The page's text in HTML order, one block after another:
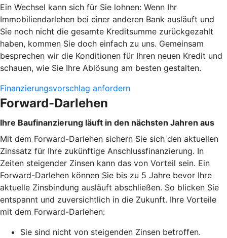
Ein Wechsel kann sich für Sie lohnen: Wenn Ihr
Immobiliendarlehen bei einer anderen Bank ausläuft und
Sie noch nicht die gesamte Kreditsumme zurückgezahlt
haben, kommen Sie doch einfach zu uns. Gemeinsam
besprechen wir die Konditionen für Ihren neuen Kredit und
schauen, wie Sie Ihre Ablösung am besten gestalten.
Finanzierungsvorschlag anfordern
Forward-Darlehen
Ihre Baufinanzierung läuft in den nächsten Jahren aus
Mit dem Forward-Darlehen sichern Sie sich den aktuellen
Zinssatz für Ihre zukünftige Anschlussfinanzierung. In
Zeiten steigender Zinsen kann das von Vorteil sein. Ein
Forward-Darlehen können Sie bis zu 5 Jahre bevor Ihre
aktuelle Zinsbindung ausläuft abschließen. So blicken Sie
entspannt und zuversichtlich in die Zukunft. Ihre Vorteile
mit dem Forward-Darlehen:
Sie sind nicht von steigenden Zinsen betroffen.